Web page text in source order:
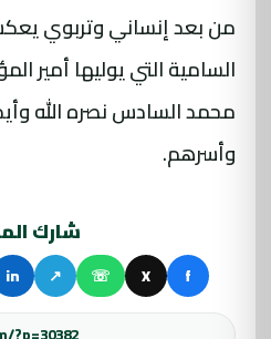
من بعد إنساني وتربوي
السامية التي يوليها أمير
محمد السادس نصره الله
وأسرهم.
شارك
f
X
☏
↗
in